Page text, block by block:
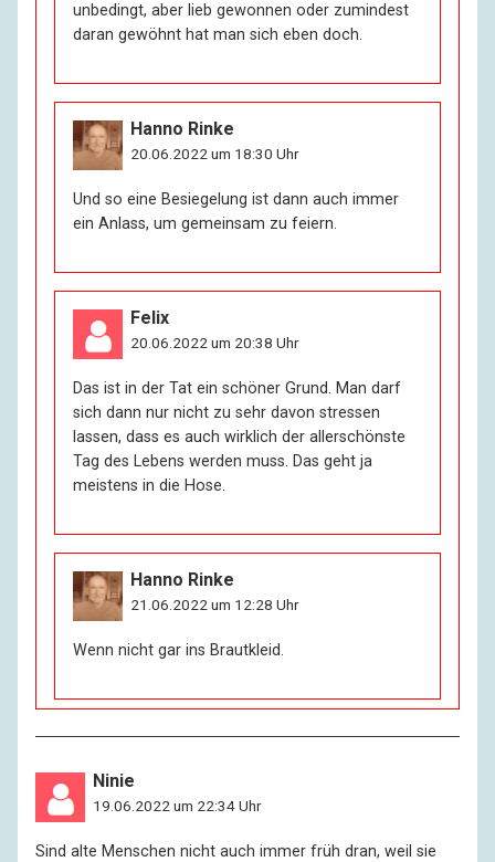
unbedingt, aber lieb gewonnen oder zumindest
daran gewöhnt hat man sich eben doch.
Hanno Rinke
20.06.2022 um 18:30 Uhr
Und so eine Besiegelung ist dann auch immer
ein Anlass, um gemeinsam zu feiern.
Felix
20.06.2022 um 20:38 Uhr
Das ist in der Tat ein schöner Grund. Man darf
sich dann nur nicht zu sehr davon stressen
lassen, dass es auch wirklich der allerschönste
Tag des Lebens werden muss. Das geht ja
meistens in die Hose.
Hanno Rinke
21.06.2022 um 12:28 Uhr
Wenn nicht gar ins Brautkleid.
Ninie
19.06.2022 um 22:34 Uhr
Sind alte Menschen nicht auch immer früh dran, weil sie